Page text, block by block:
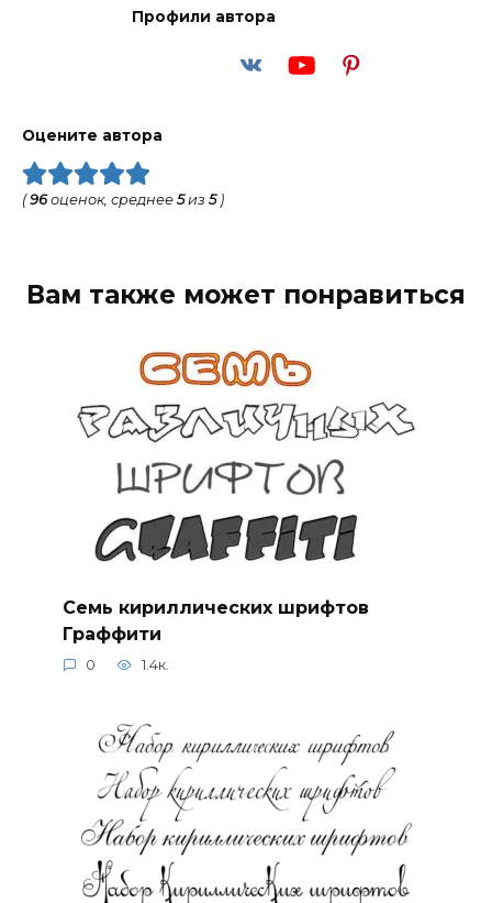
Профили автора
Оцените автора
(96оценок, среднее 5из 5)
Вам также может понравиться
Семь кириллических шрифтов
Граффити
0 1.4к.